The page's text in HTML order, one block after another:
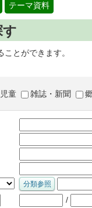
テーマ資料
とができます。
児童 雑誌・新聞
/